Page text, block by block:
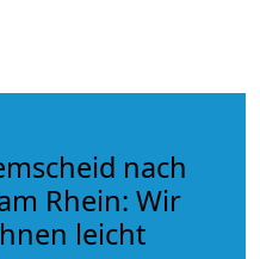
nach
Rhein: Wir
leicht